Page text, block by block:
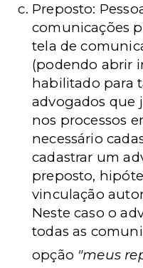
Preposto:
comunicações
tela de
(podendo abrir
habilitado para
advogados que
nos processos
necessário
cadastrar um
preposto,
vinculação
Neste caso o
todas as
opção "meus